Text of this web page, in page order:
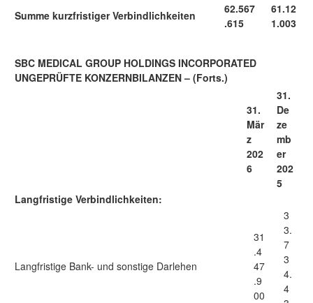
Summe kurzfristiger Verbindlichkeiten
62.567
.615
61.12
1.003
SBC MEDICAL GROUP HOLDINGS INCORPORATED
UNGEPRÜFTE KONZERNBILANZEN – (Forts.)
31.
Mär
z
202
6
31.
De
ze
mb
er
202
5
Langfristige Verbindlichkeiten:
Langfristige Bank- und sonstige Darlehen
31
.4
47
.9
00
3
3.
7
3
4.
4